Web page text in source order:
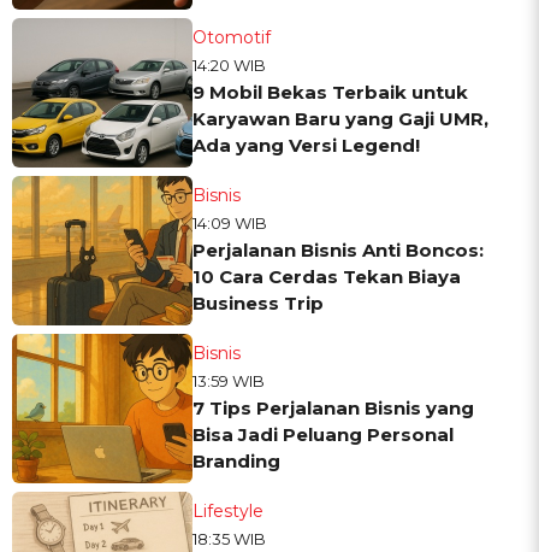
Otomotif
14:20 WIB
9 Mobil Bekas Terbaik untuk
Karyawan Baru yang Gaji UMR,
Ada yang Versi Legend!
Bisnis
14:09 WIB
Perjalanan Bisnis Anti Boncos:
10 Cara Cerdas Tekan Biaya
Business Trip
Bisnis
13:59 WIB
7 Tips Perjalanan Bisnis yang
Bisa Jadi Peluang Personal
Branding
Lifestyle
18:35 WIB